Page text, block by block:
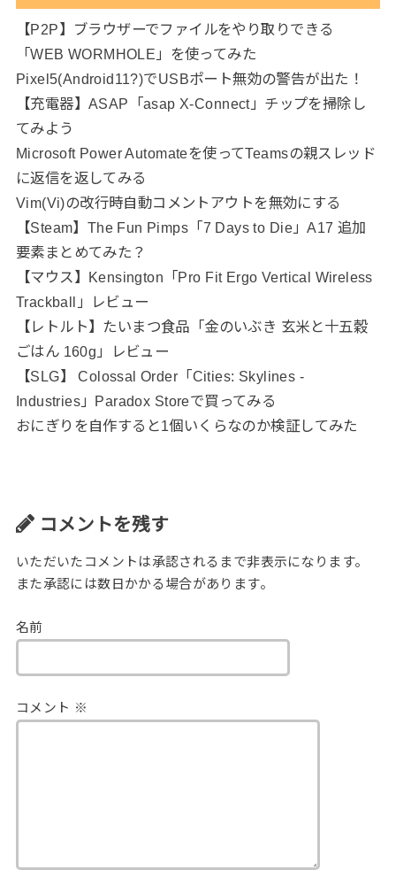
【P2P】ブラウザーでファイルをやり取りできる
「WEB WORMHOLE」を使ってみた
Pixel5(Android11?)でUSBポート無効の警告が出た！
【充電器】ASAP「asap X-Connect」チップを掃除し
てみよう
Microsoft Power Automateを使ってTeamsの親スレッド
に返信を返してみる
Vim(Vi)の改行時自動コメントアウトを無効にする
【Steam】The Fun Pimps「7 Days to Die」A17 追加
要素まとめてみた？
【マウス】Kensington「Pro Fit Ergo Vertical Wireless
Trackball」レビュー
【レトルト】たいまつ食品「金のいぶき 玄米と十五穀
ごはん 160g」レビュー
【SLG】 Colossal Order「Cities: Skylines -
Industries」Paradox Storeで買ってみる
おにぎりを自作すると1個いくらなのか検証してみた
コメントを残す
いただいたコメントは承認されるまで非表示になります。
また承認には数日かかる場合があります。
名前
コメント ※